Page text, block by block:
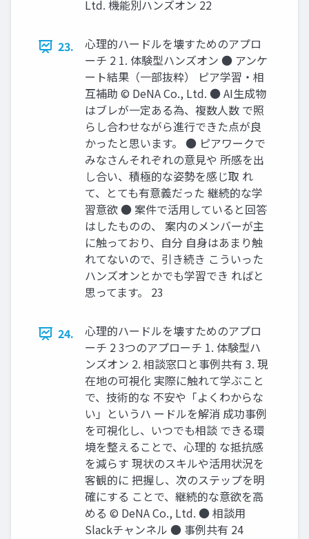
Ltd. 機能別ハンズオン 22
23.
心理的ハードルを壊すためのアプロ
ーチ 2 1. 体験型ハンズオン ● アンケ
ート結果（一部抜粋） ピア学習・相
互補助 © DeNA Co., Ltd. ● AI生成物
はブレが一定ある為、複数人数 で照
らし合わせながら進行できた点が良
かったと思います。 ● ピアワークで
みなさんそれぞれの意見や 所感を出
し合い、積極的な姿勢を感じ取 れ
て、とても有意義だった 継続的な学
習意欲 ● 案件で活用していると回答
はしたものの、 案内のメンバーが主
に触っており、自分 自身はあまり触
れてないので、引き続き こういった
ハンズオンとかでも学習でき ればと
思ってます。 23
24.
心理的ハードルを壊すためのアプロ
ーチ 2 3つのアプローチ 1. 体験型ハ
ンズオン 2. 相談窓口と事例共有 3. 現
在地の可視化 実際に触れて学ぶこと
で、技術的な 不安や「よくわからな
い」というハ ードルを解消 成功事例
を可視化し、いつでも相談 できる環
境を整えることで、心理的 な抵抗感
を減らす 現状のスキルや活用状況を
客観的に 把握し、次のステップを明
確にする ことで、継続的な意欲を高
める © DeNA Co., Ltd. ● 相談用
Slackチャンネル ● 事例共有 24